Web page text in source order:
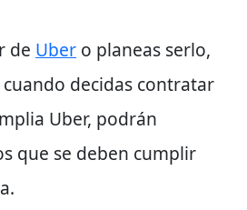
de Uber o planeas serlo,
decidas contratar
Uber, podrán
que se deben cumplir